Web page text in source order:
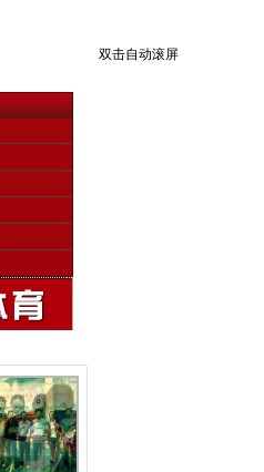
双击自动滚屏